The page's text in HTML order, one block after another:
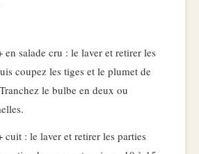
en salade cru : le laver et retirer les
coupez les tiges et le plumet de
le bulbe en deux ou
cuit : le laver et retirer les parties